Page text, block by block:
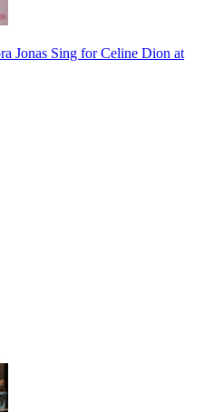
Jonas Sing for Celine Dion at